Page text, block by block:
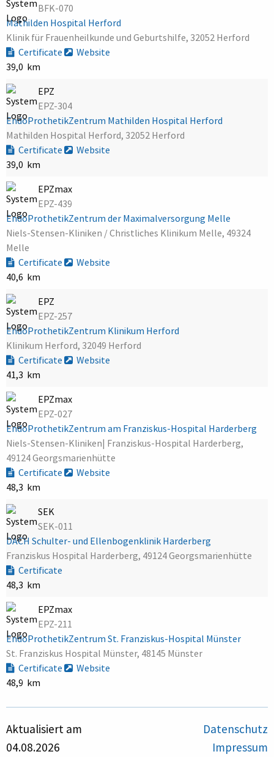
BFK-070
Mathilden Hospital Herford
Klinik für Frauenheilkunde und Geburtshilfe, 32052 Herford
Certificate
Website
39,0 km
EPZ
EPZ-304
EndoProthetikZentrum Mathilden Hospital Herford
Mathilden Hospital Herford, 32052 Herford
Certificate
Website
39,0 km
EPZmax
EPZ-439
EndoProthetikZentrum der Maximalversorgung Melle
Niels-Stensen-Kliniken / Christliches Klinikum Melle, 49324
Melle
Certificate
Website
40,6 km
EPZ
EPZ-257
EndoProthetikZentrum Klinikum Herford
Klinikum Herford, 32049 Herford
Certificate
Website
41,3 km
EPZmax
EPZ-027
EndoProthetikZentrum am Franziskus-Hospital Harderberg
Niels-Stensen-Kliniken| Franziskus-Hospital Harderberg,
49124 Georgsmarienhütte
Certificate
Website
48,3 km
SEK
SEK-011
DACH Schulter- und Ellenbogenklinik Harderberg
Franziskus Hospital Harderberg, 49124 Georgsmarienhütte
Certificate
48,3 km
EPZmax
EPZ-211
EndoProthetikZentrum St. Franziskus-Hospital Münster
St. Franziskus Hospital Münster, 48145 Münster
Certificate
Website
48,9 km
Aktualisiert am
04.08.2026
Datenschutz
Impressum